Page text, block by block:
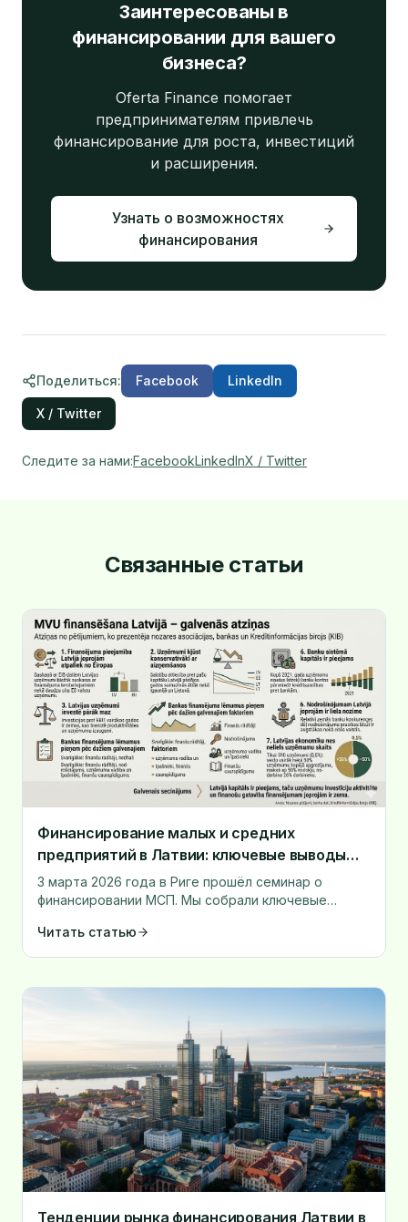
Заинтересованы в
финансировании для вашего
бизнеса?
Oferta Finance помогает
предпринимателям привлечь
финансирование для роста, инвестиций
и расширения.
Узнать о возможностях
финансирования
Поделиться: Facebook LinkedIn
X / Twitter
Следите за нами:FacebookLinkedInX / Twitter
Связанные статьи
Финансирование малых и средних
предприятий в Латвии: ключевые выводы
отраслевого семинара
3 марта 2026 года в Риге прошёл семинар о
финансировании МСП. Мы собрали ключевые
банков и инвестиционной культуре компаний.
Читать статью
Тенденции рынка финансирования Латвии в